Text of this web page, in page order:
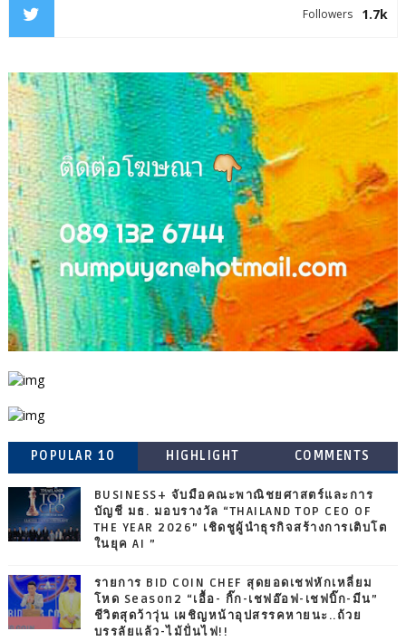
1.7k
Followers
POPULAR 10 HIGHLIGHT COMMENTS
BUSINESS+ จับมือคณะพาณิชยศาสตร์และการ
บัญชี มธ. มอบรางวัล “THAILAND TOP CEO OF
THE YEAR 2026” เชิดชูผู้นำธุรกิจสร้างการเติบโต
ในยุค AI ”
รายการ BID COIN CHEF สุดยอดเชฟหักเหลี่ยม
โหด Season2 “เอื้อ- กิ๊ก-เชฟอ๊อฟ-เชฟบิ๊ก-มีน”
ชีวิตสุดว้าวุ่น เผชิญหน้าอุปสรรคหายนะ..ถ้วย
บรรลัยแล้ว-ไม้ปั่นไฟ!!